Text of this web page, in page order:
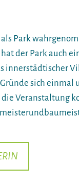
Park
der Park auch
innerstädtischer
sich einmal
Veranstaltung